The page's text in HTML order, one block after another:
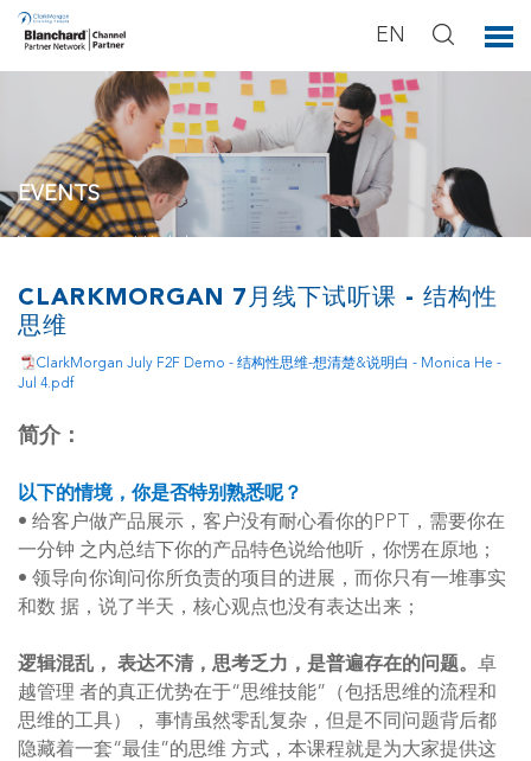
EN
EVENTS
CLARKMORGAN 7月线下试听课 - 结构性
思维
ClarkMorgan July F2F Demo - 结构性思维-想清楚&说明白 - Monica He -
Jul 4.pdf
简介：
以下的情境，你是否特别熟悉呢？
• 给客户做产品展示，客户没有耐心看你的PPT，需要你在
一分钟 之内总结下你的产品特色说给他听，你愣在原地；
• 领导向你询问你所负责的项目的进展，而你只有一堆事实
和数 据，说了半天，核心观点也没有表达出来；
逻辑混乱， 表达不清，思考乏力，是普遍存在的问题。 卓
越管理 者的真正优势在于“思维技能”（包括思维的流程和
思维的工具）， 事情虽然零乱复杂，但是不同问题背后都
隐藏着一套“最佳”的思维 方式，本课程就是为大家提供这